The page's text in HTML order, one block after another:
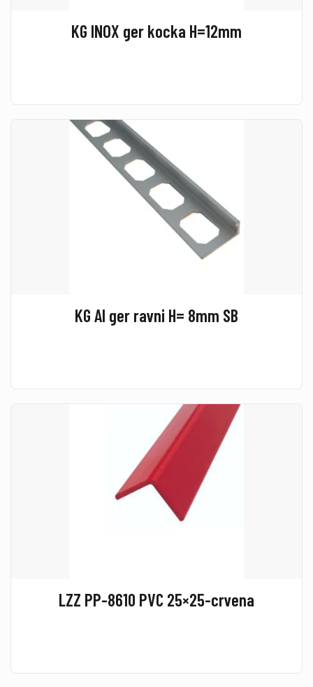
KG INOX ger kocka H=12mm
KG Al ger ravni H= 8mm SB
LZZ PP-8610 PVC 25×25-crvena